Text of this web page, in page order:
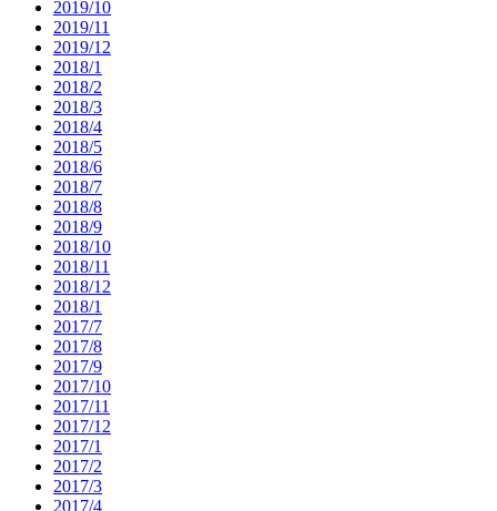
2019/10
2019/11
2019/12
2018/1
2018/2
2018/3
2018/4
2018/5
2018/6
2018/7
2018/8
2018/9
2018/10
2018/11
2018/12
2018/1
2017/7
2017/8
2017/9
2017/10
2017/11
2017/12
2017/1
2017/2
2017/3
2017/4